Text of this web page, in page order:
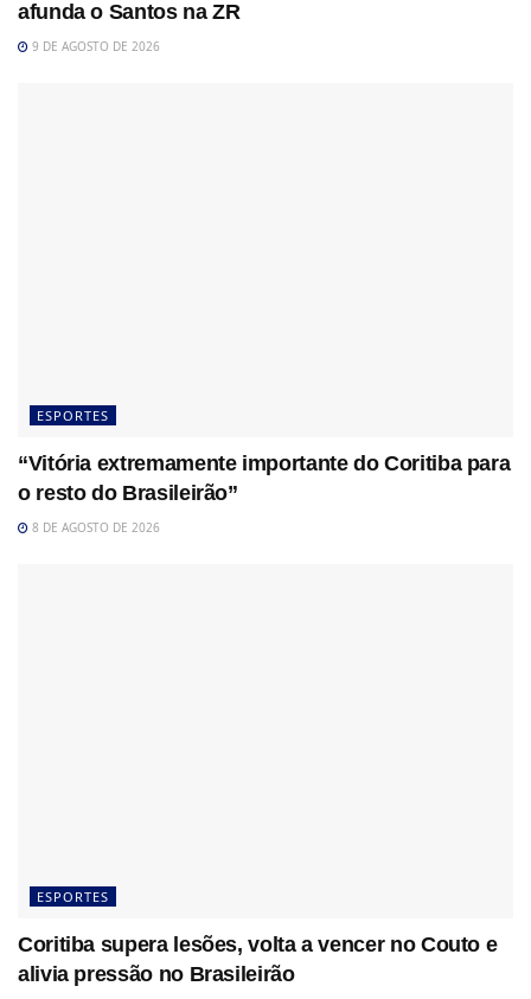
afunda o Santos na ZR
9 DE AGOSTO DE 2026
ESPORTES
“Vitória extremamente importante do Coritiba para
o resto do Brasileirão”
8 DE AGOSTO DE 2026
ESPORTES
Coritiba supera lesões, volta a vencer no Couto e
alivia pressão no Brasileirão